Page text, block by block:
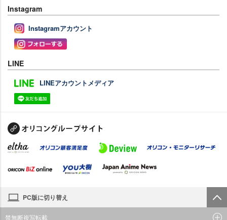
Instagram
Instagramアカウント
LINE
LINEアカウントメディア
PC版に切り替え
禁無断複写転載